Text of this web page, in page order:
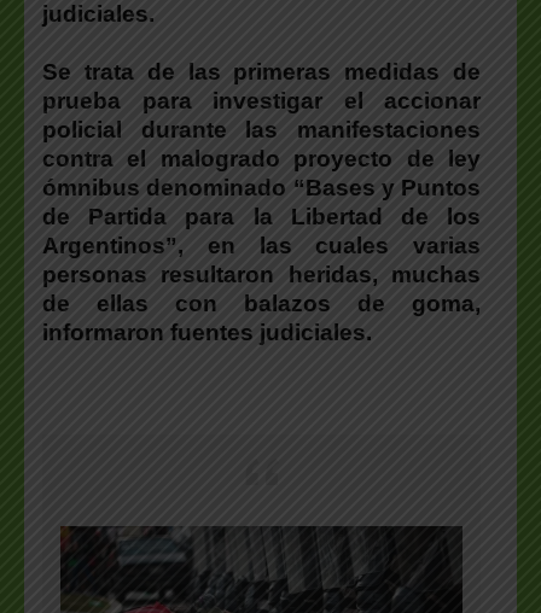
judiciales.
Se trata de las primeras medidas de
prueba para investigar el accionar
policial durante las manifestaciones
contra el malogrado proyecto de ley
ómnibus denominado “Bases y Puntos
de Partida para la Libertad de los
Argentinos”, en las cuales varias
personas resultaron heridas, muchas
de ellas con balazos de goma,
informaron fuentes judiciales.